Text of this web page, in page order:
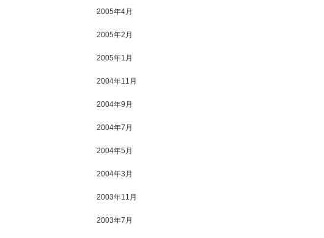
2005年4月
2005年2月
2005年1月
2004年11月
2004年9月
2004年7月
2004年5月
2004年3月
2003年11月
2003年7月